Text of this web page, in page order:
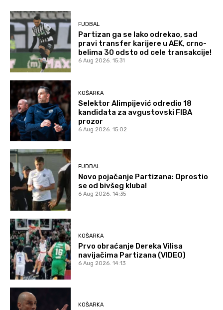
FUDBAL
Partizan ga se lako odrekao, sad
pravi transfer karijere u AEK, crno-
belima 30 odsto od cele transakcije!
6 Aug 2026. 15:31
KOŠARKA
Selektor Alimpijević odredio 18
kandidata za avgustovski FIBA
prozor
6 Aug 2026. 15:02
FUDBAL
Novo pojačanje Partizana: Oprostio
se od bivšeg kluba!
6 Aug 2026. 14:35
KOŠARKA
Prvo obraćanje Dereka Vilisa
navijačima Partizana (VIDEO)
6 Aug 2026. 14:13
KOŠARKA